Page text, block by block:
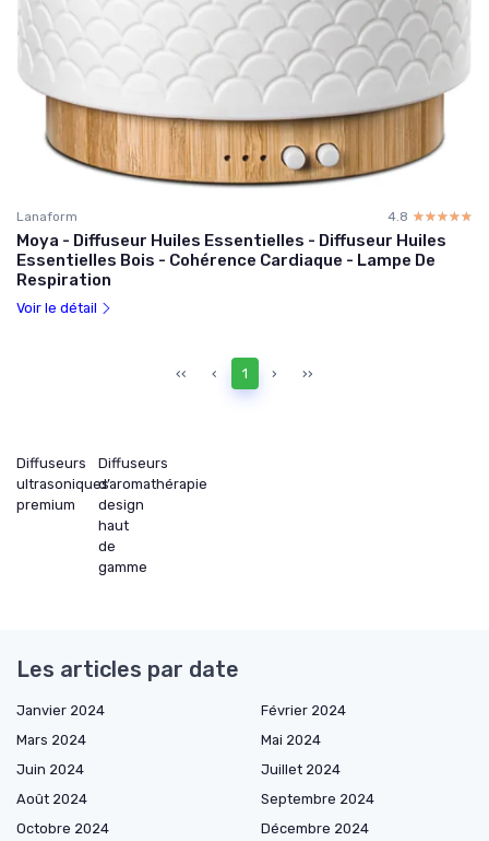
Lanaform 4.8 ☆☆☆☆☆
★★★★★
Moya - Diffuseur Huiles Essentielles - Diffuseur Huiles
Essentielles Bois - Cohérence Cardiaque - Lampe De
Respiration
Voir le détail
‹‹ ‹ 1 › ››
Diffuseurs
ultrasoniques
premium
Diffuseurs
d’aromathérapie
design
haut
de
gamme
Les articles par date
Janvier 2024
Février 2024
Mars 2024
Mai 2024
Juin 2024
Juillet 2024
Août 2024
Septembre 2024
Octobre 2024
Décembre 2024